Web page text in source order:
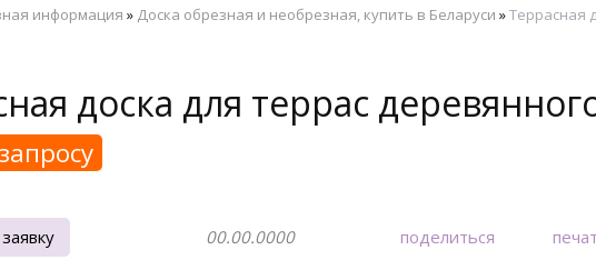
информация » Доска обрезная и необрезная, купить в Беларуси »Террасная
доска для террас
00.00.0000 поделиться